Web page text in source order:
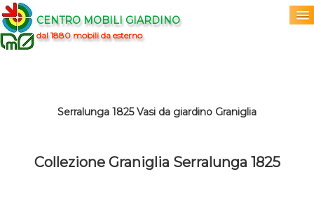
CENTRO MOBILI GIARDINO
dal 1880 mobili da esterno
Prodotti▼
Serralunga 1825 Vasi da giardino Graniglia
Collezione Graniglia Serralunga 1825